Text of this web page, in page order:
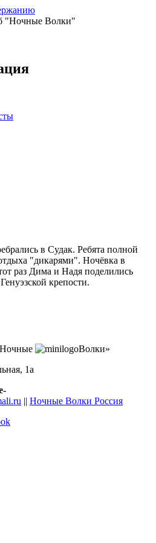
"Ночные Волки"
в Судак. Ребята полной
"дикарями". Ночёвка в
раз Дима и Надя поделились
крепости.
Волки»
1а
|| Ночные Волки Россия